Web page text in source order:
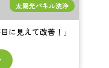
太陽光パネル洗浄
に見えて改善！」